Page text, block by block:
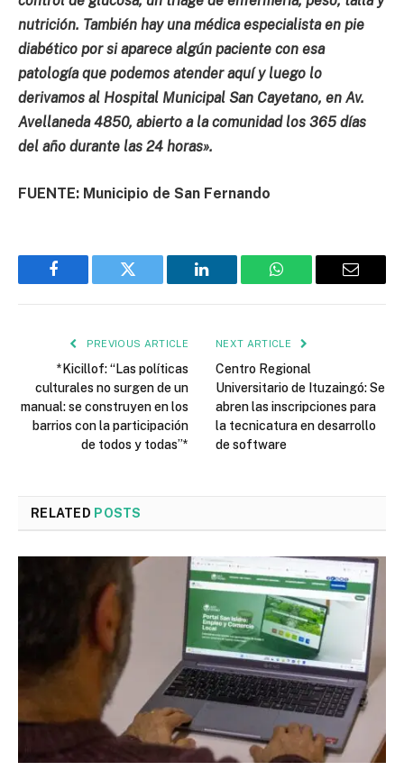
nutrición. También hay una médica especialista en pie
diabético por si aparece algún paciente con esa
patología que podemos atender aquí y luego lo
derivamos al Hospital Municipal San Cayetano, en Av.
Avellaneda 4850, abierto a la comunidad los 365 días
del año durante las 24 horas».
FUENTE: Municipio de San Fernando
Facebook Twitter LinkedIn WhatsApp Email
PREVIOUS ARTICLE
*Kicillof: “Las políticas
culturales no surgen de un
manual: se construyen en los
barrios con la participación
de todos y todas”*
NEXT ARTICLE
Centro Regional
Universitario de Ituzaingó: Se
abren las inscripciones para
la tecnicatura en desarrollo
de software
RELATED POSTS